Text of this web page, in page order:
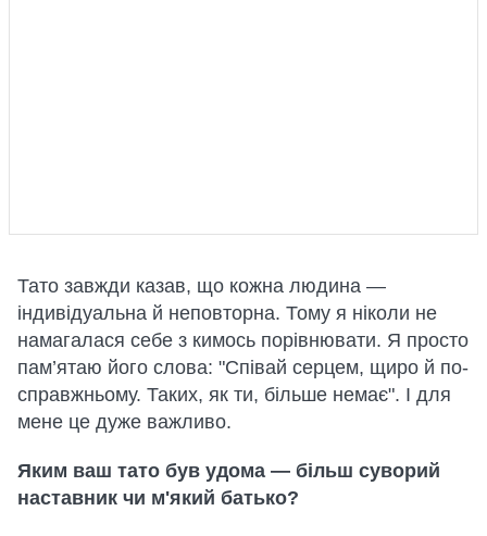
Тато завжди казав, що кожна людина —
індивідуальна й неповторна. Тому я ніколи не
намагалася себе з кимось порівнювати. Я просто
пам’ятаю його слова: "Співай серцем, щиро й по-
справжньому. Таких, як ти, більше немає". І для
мене це дуже важливо.
Яким ваш тато був удома — більш суворий
наставник чи м'який батько?